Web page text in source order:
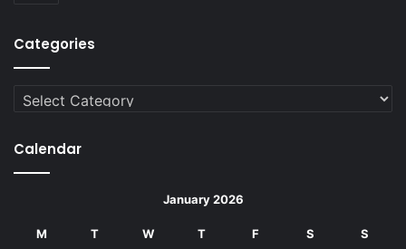
Categories
Categories
Calendar
January 2026
M T W T F S S